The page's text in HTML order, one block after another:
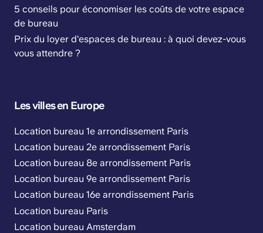
5 conseils pour économiser les coûts de votre espace
de bureau
Prix du loyer d'espaces de bureau : à quoi devez-vous
vous attendre ?
Les villes en Europe
Location bureau 1e arrondissement Paris
Location bureau 2e arrondissement Paris
Location bureau 8e arrondissement Paris
Location bureau 9e arrondissement Paris
Location bureau 16e arrondissement Paris
Location bureau Paris
Location bureau Amsterdam